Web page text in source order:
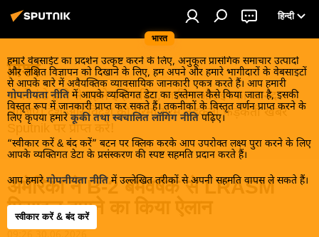
भारत
हिन्दी
हमारे वेबसाईट का प्रदर्शन उत्कृष्ट करने के लिए, अनुकूल प्रासंगिक समाचार उत्पादों
और लक्षित विज्ञापन को दिखाने के लिए, हम अपने और हमारे भागीदारों के वेबसाइटों
से आपके बारे में अवैयक्तिक व्यावसायिक जानकारी एकत्र करते हैं। आप हमारी
गोपनीयता नीति में आपके व्यक्तिगत डेटा का इस्तेमाल कैसे किया जाता है, इसकी
विस्तृत रूप में जानकारी प्राप्त कर सकते हैं। तकनीकों के विस्तृत वर्णन प्राप्त करने के
लिए कृपया हमारे कूकी तथा स्वचालित लॉगिंग नीति पढ़िए।
“स्वीकार करें & बंद करें” बटन पर क्लिक करके आप उपरोक्त लक्ष्य पुरा करने के लिए
आपके व्यक्तिगत डेटा के प्रसंस्करण की स्पष्ट सहमति प्रदान करते हैं।
आप हमारे गोपनीयता नीति में उल्लेखित तरीकों से अपनी सहमति वापस ले सकते हैं।
स्वीकार करें & बंद करें
विश्व
खबरें ठंडे होने से पहले इन्हें पढ़िए, जानिए और इनका आनंद
लीजिए। देश और विदेश की गरमा गरम तड़कती फड़कती खबरें
Sputnik पर प्राप्त करें!
अमेरिका ने B-2 बमवर्षक से LRASM
मिसाइल दागने का किया ऐलान